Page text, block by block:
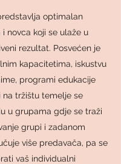
optimalan
novca koji se ulaže u
rezultat. Posvećen je
kapacitetima, iskustvu
programi edukacije
na tržištu temelje se
u grupama gdje se traži
grupi i zadanom
više predavača, pa se
vaš individualni